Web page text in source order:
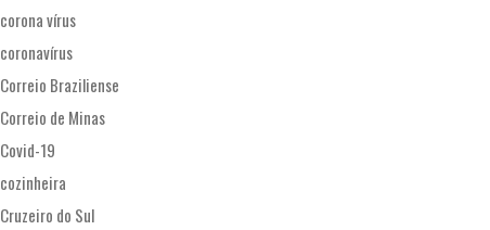
corona vírus
coronavírus
Correio Braziliense
Correio de Minas
Covid-19
cozinheira
Cruzeiro do Sul